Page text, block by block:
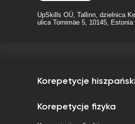
UpSkills OÜ, Tallinn, dzielnica
ulica Tornimäe 5, 10145, Estonia
Korepetycje hiszpański
Korepetycje fizyka